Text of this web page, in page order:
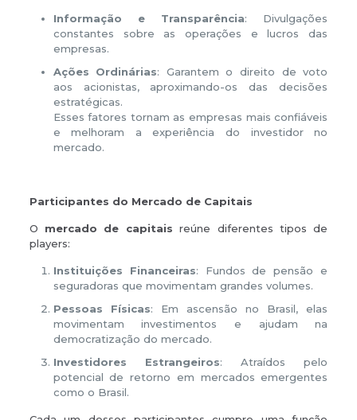
Informação e Transparência: Divulgações
constantes sobre as operações e lucros das
empresas.
Ações Ordinárias: Garantem o direito de voto
aos acionistas, aproximando-os das decisões
estratégicas.
Esses fatores tornam as empresas mais confiáveis
e melhoram a experiência do investidor no
mercado.
Participantes do Mercado de Capitais
O mercado de capitais reúne diferentes tipos de
players:
Instituições Financeiras: Fundos de pensão e
seguradoras que movimentam grandes volumes.
Pessoas Físicas: Em ascensão no Brasil, elas
movimentam investimentos e ajudam na
democratização do mercado.
Investidores Estrangeiros: Atraídos pelo
potencial de retorno em mercados emergentes
como o Brasil.